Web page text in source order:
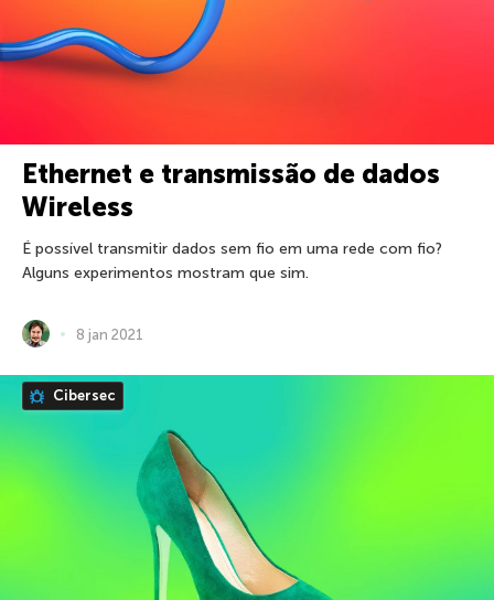
Ethernet e transmissão de dados
Wireless
É possível transmitir dados sem fio em uma rede com fio?
Alguns experimentos mostram que sim.
8 jan 2021
Cibersec